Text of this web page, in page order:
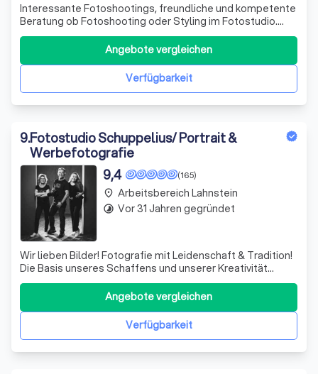
Interessante Fotoshootings, freundliche und kompetente
Beratung ob Fotoshooting oder Styling im Fotostudio.
Das sind Deine Vorzüge und unsere Leistungen als
FotoStudio-ONE Team an Dich. Ganz gleich ob Du
ausgefallene Wünsche hast, oder doch nur
Bewerbungsfotos wünschst, die Qualität unserer Arbeit
Verfügbarkeit
Angebote vergleichen
9.Fotostudio Schuppelius/ Portrait &
Werbefotografie
(165)
9,4
Wir lieben Bilder! Fotografie mit Leidenschaft & Tradition!
Die Basis unseres Schaffens und unserer Kreativität
bilden unsere Geschäftsräume in der Mainzer Allee 10 in
Taunusstein-Wehen. Mit zwei geräumigen Studios,
Werkstatt, einigen Bildbearbeitungsplätzen und unserem
Ladenzugang sind wir täglVerfügbarkeit
Angebote vergleichen
place Arbeitsbereich Lahnstein
timelapse Vor 31 Jahren gegründet